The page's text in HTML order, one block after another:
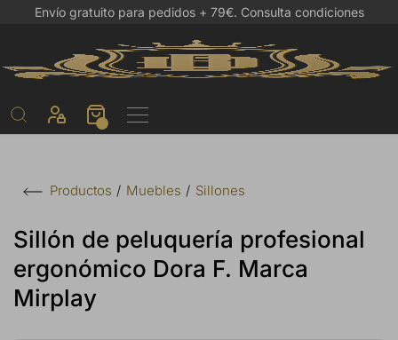
Envío gratuito para pedidos + 79€. Consulta condiciones
Productos Muebles Sillones
Sillón de peluquería profesional
ergonómico Dora F. Marca
Mirplay